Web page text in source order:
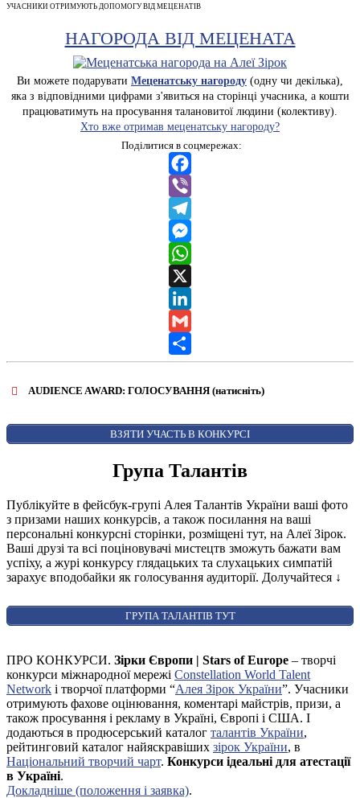
УЧАСНИКИ ОТРИМУЮТЬ ДОПОМОГУ ВІД МЕЦЕНАТІВ
НАГОРОДА ВІД МЕЦЕНАТА
Ви можете подарувати Меценатську нагороду (одну чи декілька),
яка з відповідними цифрами з'явиться на сторінці учасника, а кошти
працюватимуть на просування талановитої людини (колективу).
Хто вже отримав меценатську нагороду?
Поділитися в соцмережах:
Facebook
Viber
Telegram
Messenger
WhatsApp
X
LinkedIn
Gmail
Share
AUDIENCE AWARD: ГОЛОСУВАННЯ (натисніть)
AUDIENCE AWARD
ВЗЯТИ УЧАСТЬ В КОНКУРСІ
Група Талантів
Публікуйте в фейсбук-групі Алея Талантів України ваші фото
з призами наших конкурсів, а також посилання на ваші
персональні конкурсні сторінки, розміщені тут, на Алеї Зірок.
Ваші друзі та всі поціновувачі мистецтв зможуть бажати вам
успіху, а журі конкурсу глядацьких та слухацьких симпатій
зарахує вподобайки як голосування аудиторії. Долучайтеся ↓
ГРУПА ТАЛАНТІВ ТУТ
ПРО КОНКУРСИ. Зірки Європи | Stars of Europe – творчі
конкурси міжнародної мережі Constellation World Talent
Network і творчої платформи “Алея Зірок України”. Учасники
отримують фахове оцінювання, коментарі майстрів, призи, а
також просування і рекламу в Україні, Європі і США. І
додаються в продюсерський каталог талантів України,
рейтинговий каталог найяскравіших зірок України, в
Національний творчий чарт. Конкурси ідеальні для атестації
в Україні.
Докладніше (положення і заявка).